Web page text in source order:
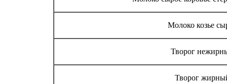
Молоко козье
Творог
Творог